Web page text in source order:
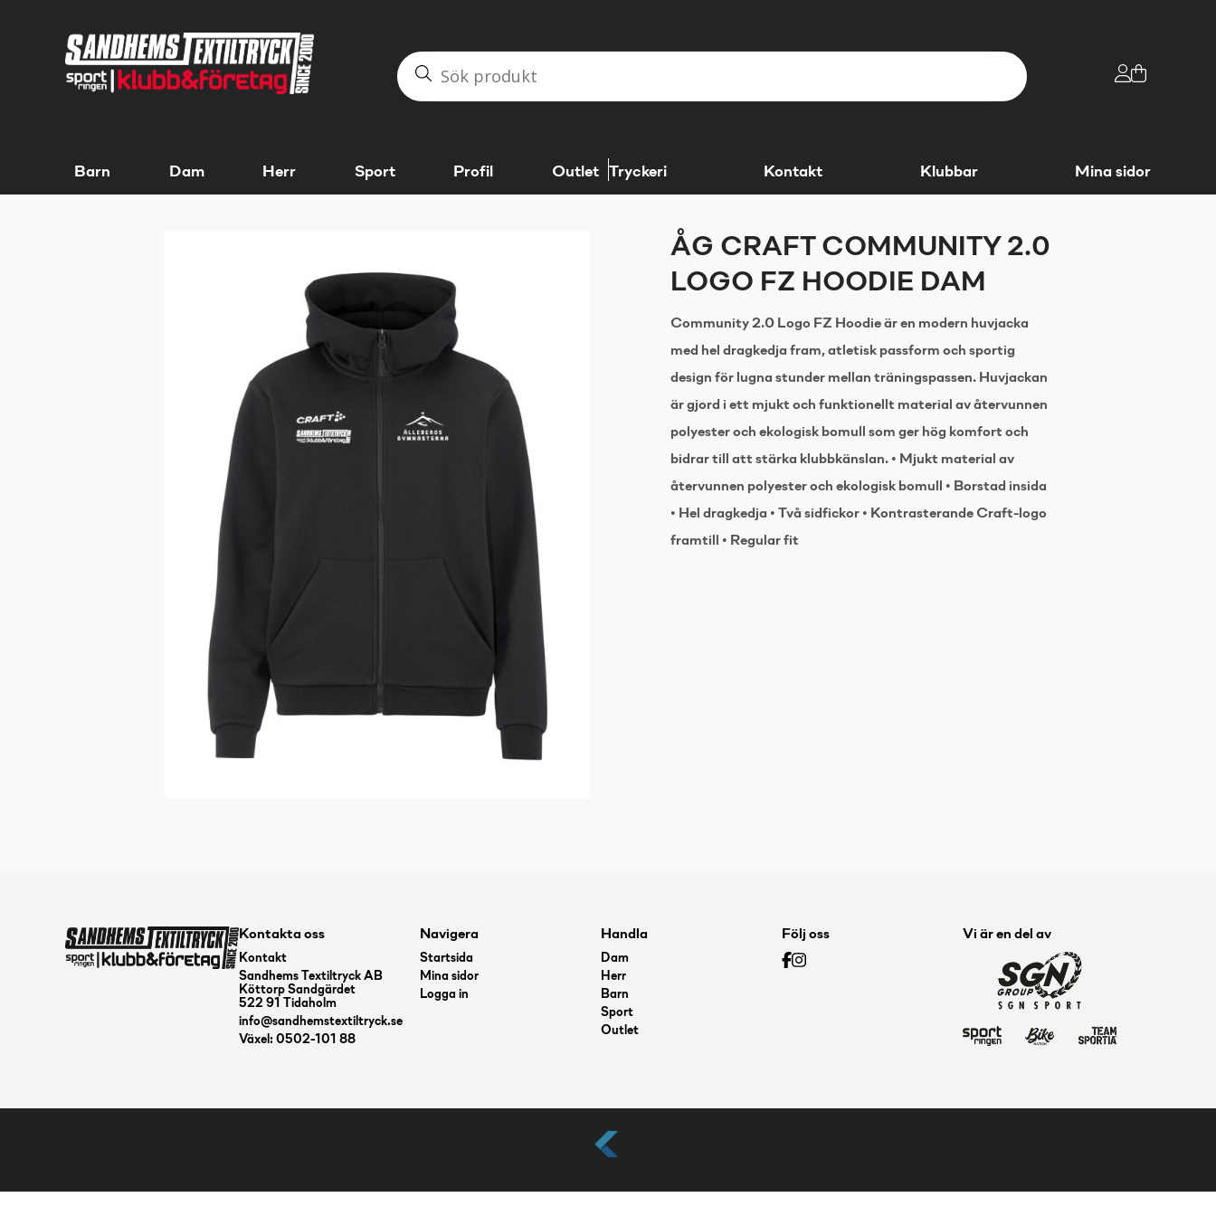
Barn Dam Herr Sport Profil Outlet Tryckeri Kontakt Klubbar Mina sidor
ÅG CRAFT COMMUNITY 2.0
LOGO FZ HOODIE DAM
Community 2.0 Logo FZ Hoodie är en modern huvjacka
med hel dragkedja fram, atletisk passform och sportig
design för lugna stunder mellan träningspassen. Huvjackan
är gjord i ett mjukt och funktionellt material av återvunnen
polyester och ekologisk bomull som ger hög komfort och
bidrar till att stärka klubbkänslan. • Mjukt material av
återvunnen polyester och ekologisk bomull • Borstad insida
• Hel dragkedja • Två sidfickor • Kontrasterande Craft-logo
framtill • Regular fit
Kontakta oss
Kontakt
Sandhems Textiltryck AB
Köttorp Sandgärdet
522 91 Tidaholm
info@sandhemstextiltryck.se
Växel: 0502-101 88
Navigera
Startsida
Mina sidor
Logga in
Handla
Dam
Herr
Barn
Sport
Outlet
Följ oss Vi är en del av